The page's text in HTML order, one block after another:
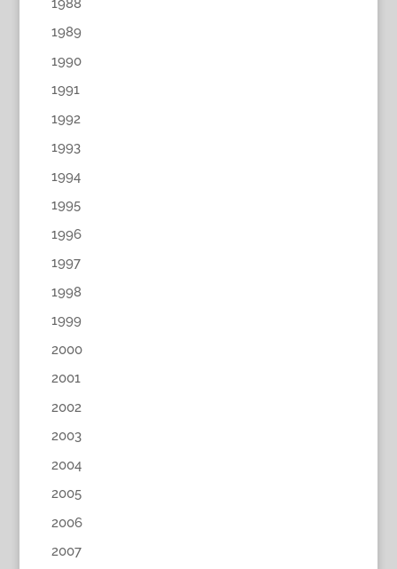
1989
1990
1991
1992
1993
1994
1995
1996
1997
1998
1999
2000
2001
2002
2003
2004
2005
2006
2007